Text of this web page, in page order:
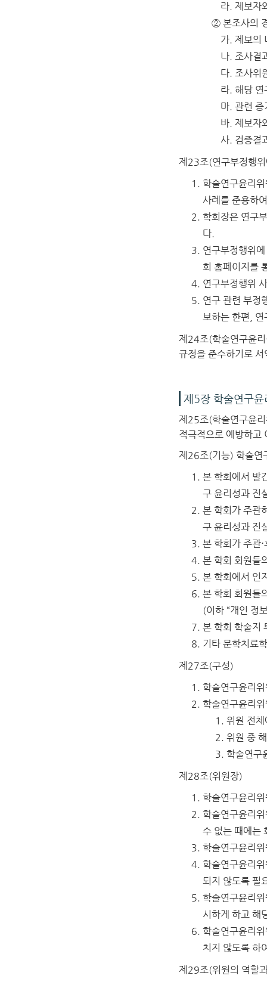
라. 제보자
② 본조사의
가. 제보의
나. 조사결
다. 조사위
라. 해당 연
마. 관련 증
바. 제보자
사. 검증결
제23조(연구부정행
학술연구윤리
사례를 준용하
학회장은 연구
다.
연구부정행위
회 홈페이지를
연구부정행위
연구 관련 부정
보하는 한편, 연
제24조(학술연구윤
규정을 준수하기로
제5장 학술연구윤
제25조(학술연구윤
적극적으로 예방하고
제26조(기능) 학술연
본 학회에서 발
구 윤리성과 진
본 학회가 주관
구 윤리성과 진
본 학회가 주관
본 학회 회원들
본 학회에서 인
본 학회 회원들
(이하 “개인 정
본 학회 학술지
기타 문학치료
제27조(구성)
학술연구윤리
학술연구윤리
위원 전
위원 중
학술연구
제28조(위원장)
학술연구윤리
학술연구윤리
수 없는 때에는
학술연구윤리
학술연구윤리
되지 않도록 필
학술연구윤리
시하게 하고 해
학술연구윤리
치지 않도록 하
제29조(위원의 역할